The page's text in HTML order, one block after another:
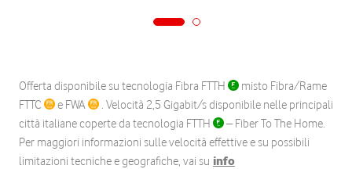
Offerta disponibile su tecnologia Fibra FTTH
misto Fibra/Rame
FTTC
e FWA
. Velocità 2,5 Gigabit/s disponibile nelle principali
città italiane coperte da tecnologia FTTH
– Fiber To The Home.
Per maggiori informazioni sulle velocità effettive e su possibili
limitazioni tecniche e geografiche, vai su info